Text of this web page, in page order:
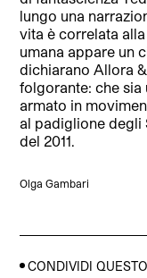
lungo una
vita è correlata
umana appare un
dichiarano Allora
folgorante: che
armato in
al padiglione degli
del 2011.
Olga Gambari
CONDIVIDI